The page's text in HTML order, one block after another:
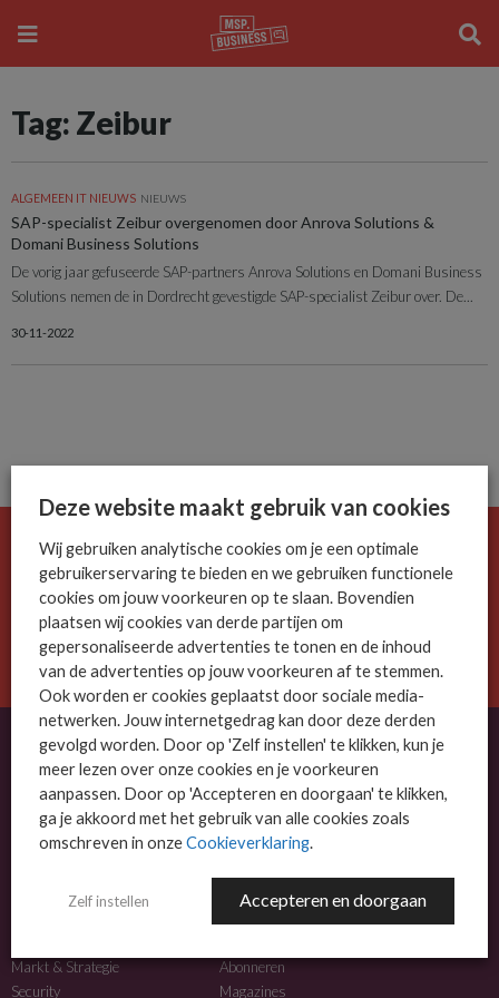
Tag: Zeibur
ALGEMEEN IT NIEUWS NIEUWS
SAP-specialist Zeibur overgenomen door Anrova Solutions &
Domani Business Solutions
De vorig jaar gefuseerde SAP-partners Anrova Solutions en Domani Business
Solutions nemen de in Dordrecht gevestigde SAP-specialist Zeibur over. De...
30-11-2022
De ICT-wereld is snel. Mis niets.
Meld je nu aan voor de MSP Business nieuwsbrief.
AANMELDEN
OVER MSP BUSINESS
MSP Business is het kennisplatform voor IT-dienstverleners met MKB-focus.
NIEUWS
Markt & Strategie
Security
MEER INFO
Abonneren
Magazines
Deze website maakt gebruik van cookies
Wij gebruiken analytische cookies om je een optimale
gebruikerservaring te bieden en we gebruiken functionele
cookies om jouw voorkeuren op te slaan. Bovendien
plaatsen wij cookies van derde partijen om
gepersonaliseerde advertenties te tonen en de inhoud
van de advertenties op jouw voorkeuren af te stemmen.
Ook worden er cookies geplaatst door sociale media-
netwerken. Jouw internetgedrag kan door deze derden
gevolgd worden. Door op 'Zelf instellen' te klikken, kun je
meer lezen over onze cookies en je voorkeuren
aanpassen. Door op 'Accepteren en doorgaan' te klikken,
ga je akkoord met het gebruik van alle cookies zoals
omschreven in onzeCookieverklaring.
Zelf instellen Accepteren en doorgaan